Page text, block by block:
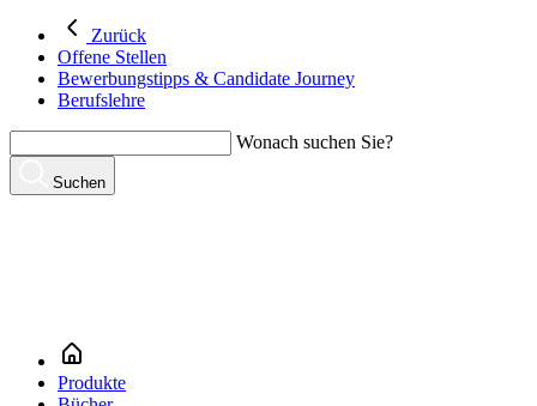
Zurück
Offene Stellen
Bewerbungstipps & Candidate Journey
Berufslehre
Wonach suchen Sie?
Suchen
Produkte